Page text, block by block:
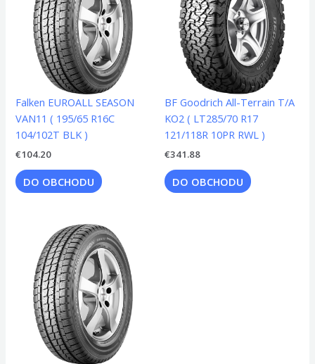
Falken EUROALL SEASON
VAN11 ( 195/65 R16C
104/102T BLK )
€104.20
DO OBCHODU
BF Goodrich All-Terrain T/A
KO2 ( LT285/70 R17
121/118R 10PR RWL )
€341.88
DO OBCHODU